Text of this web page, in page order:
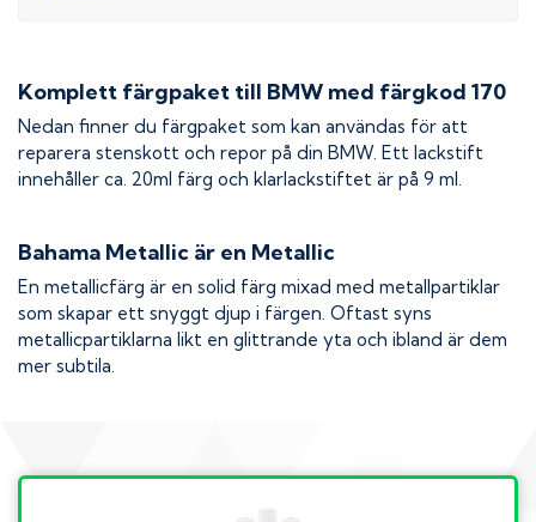
Komplett färgpaket till BMW med färgkod 170
Nedan finner du färgpaket som kan användas för att
reparera stenskott och repor på din BMW. Ett lackstift
innehåller ca. 20ml färg och klarlackstiftet är på 9 ml.
Bahama Metallic är en Metallic
En metallicfärg är en solid färg mixad med metallpartiklar
som skapar ett snyggt djup i färgen. Oftast syns
metallicpartiklarna likt en glittrande yta och ibland är dem
mer subtila.